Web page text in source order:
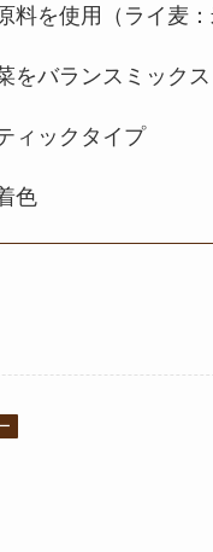
料を使用（ライ麦：
をバランスミックス
ィックタイプ
色